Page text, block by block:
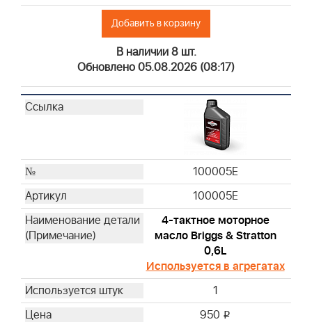
19619
19266
19057
19258
19547
19244
19497
19353
19487
19468
19447
Добавить в корзину
В наличии 8 шт.
Обновлено 05.08.2026 (08:17)
100005E
100005E
4-тактное моторное
масло Briggs & Stratton
0,6L
Используется в агрегатах
1
950 i